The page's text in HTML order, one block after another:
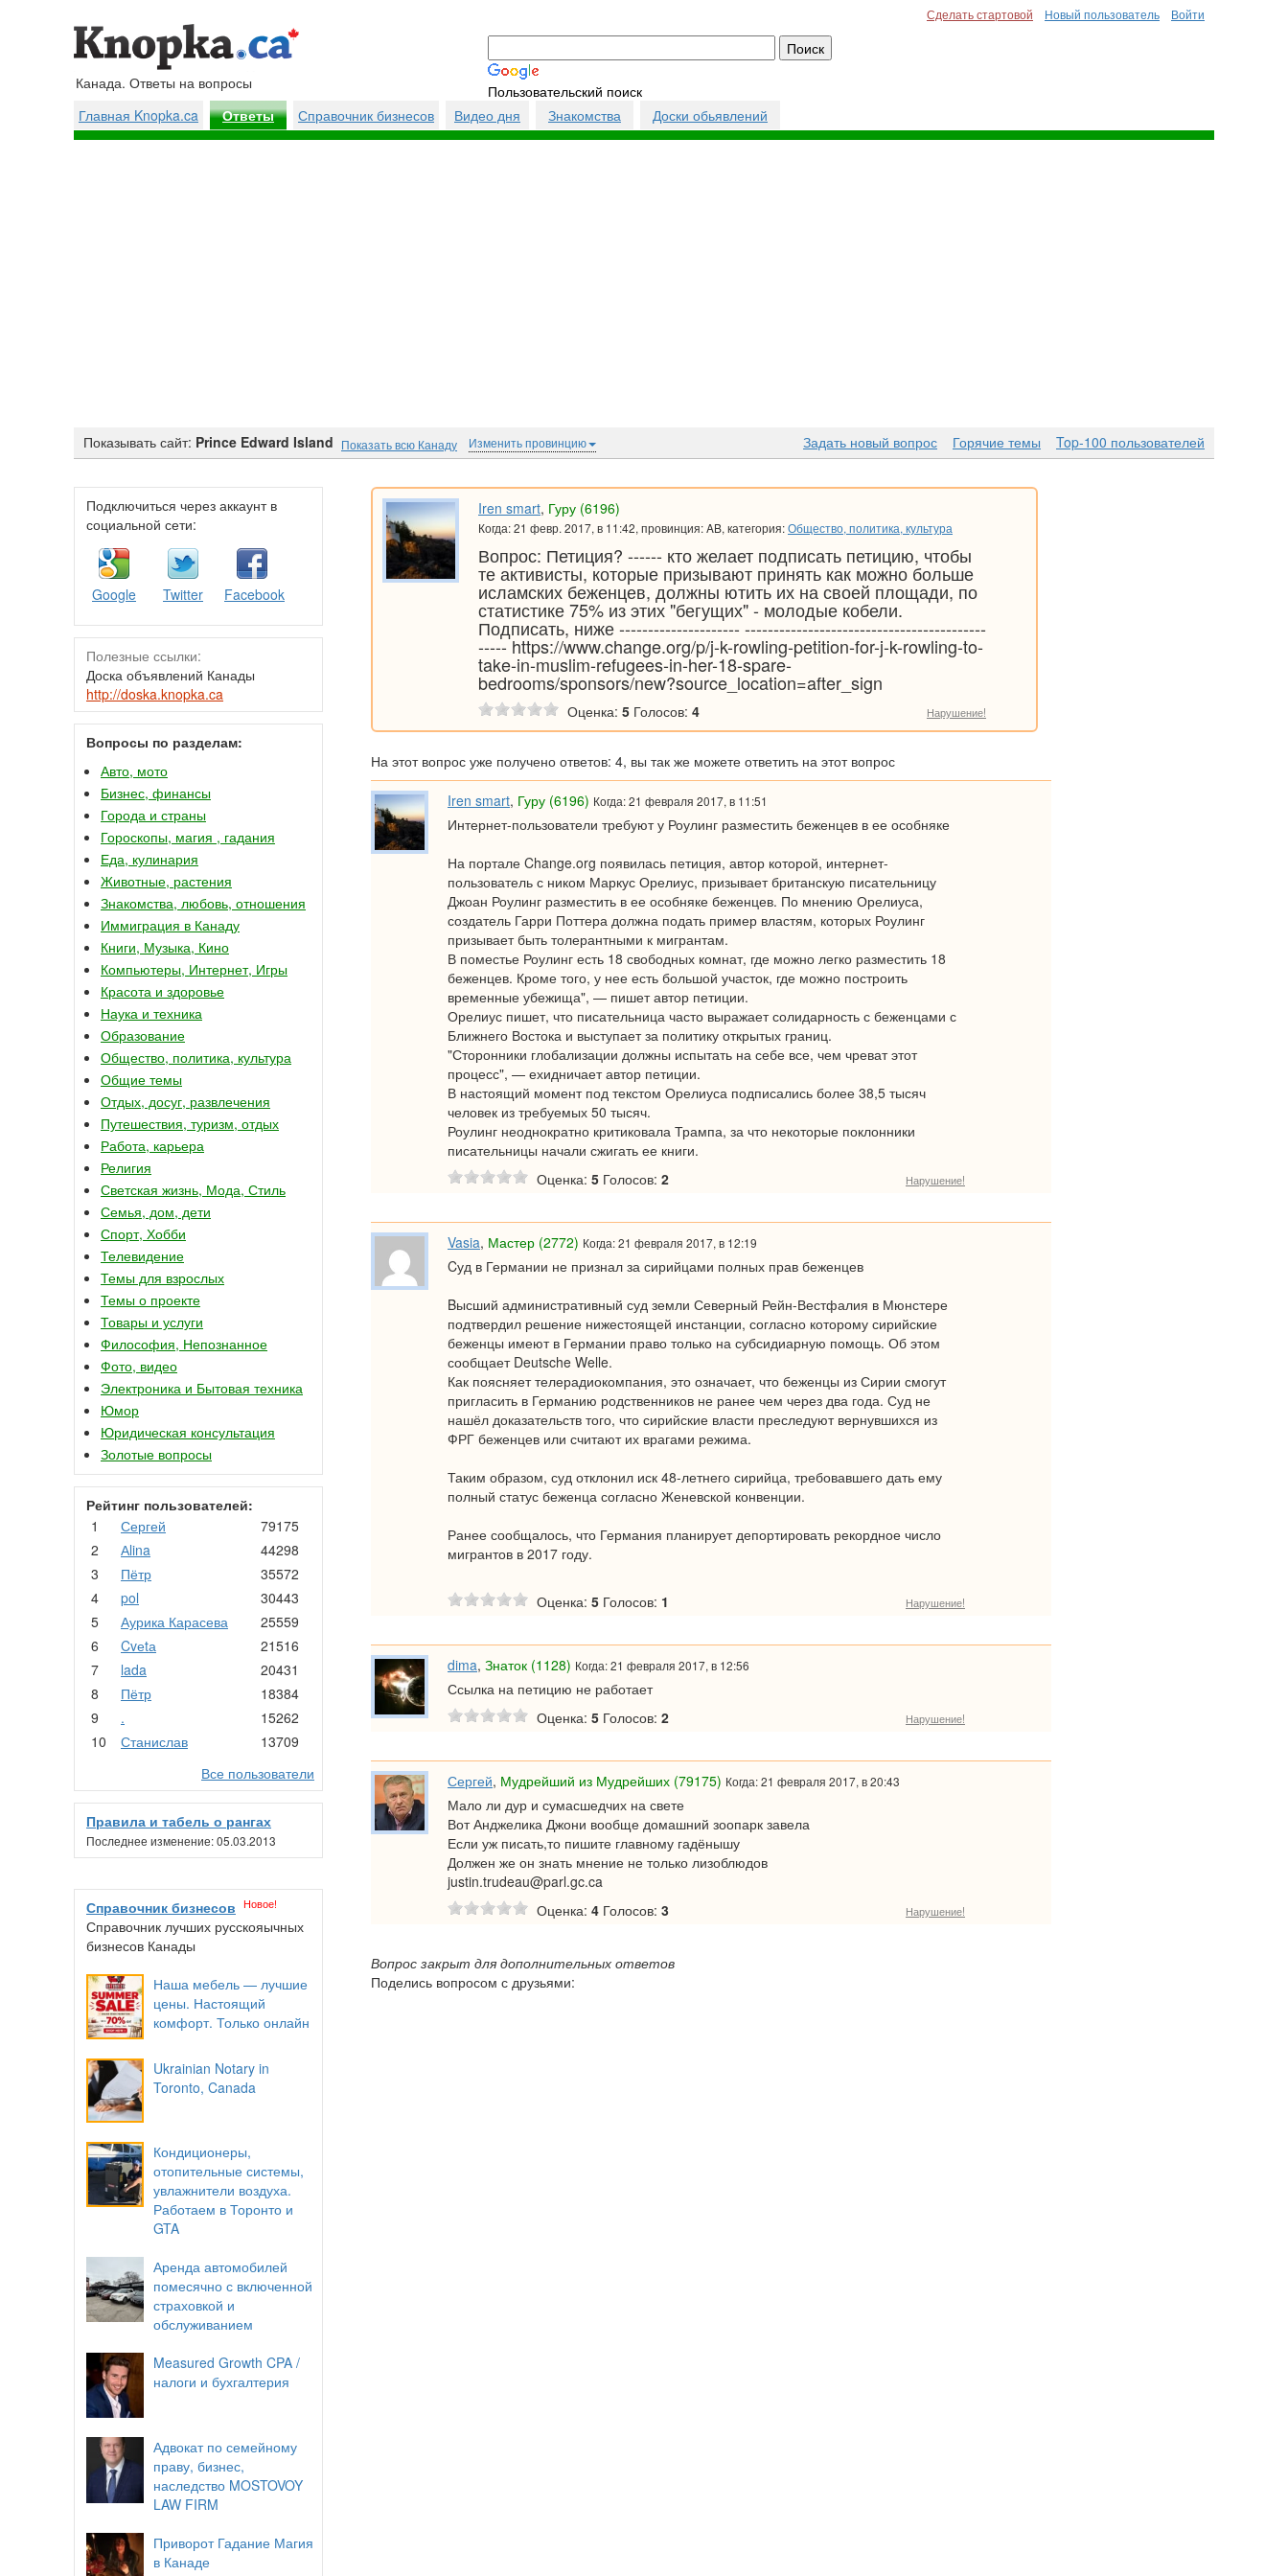
Сделать стартовой Новый пользователь Войти
Канада. Ответы на вопросы
Пользовательский поиск
Главная Knopka.ca
Ответы Справочник бизнесов Видео дня Знакомства Доски обьявлений
Показывать сайт: Prince Edward Island Показать всю Канаду Изменить провинцию Задать новый вопрос Горячие темы Top-100 пользователей
Подключиться через аккаунт в
социальной сети:
Google Twitter Facebook
Полезные ссылки:
Доска объявлений Канады
http://doska.knopka.ca
Вопросы по разделам:
Авто, мото
Бизнес, финансы
Города и страны
Гороскопы, магия , гадания
Еда, кулинария
Животные, растения
Знакомства, любовь, отношения
Иммиграция в Канаду
Книги, Музыка, Кино
Компьютеры, Интернет, Игры
Красота и здоровье
Наука и техника
Образование
Общество, политика, культура
Общие темы
Отдых, досуг, развлечения
Путешествия, туризм, отдых
Работа, карьера
Религия
Светская жизнь, Мода, Стиль
Семья, дом, дети
Спорт, Хобби
Телевидение
Темы для взрослых
Темы о проекте
Товары и услуги
Философия, Непознанное
Фото, видео
Электроника и Бытовая техника
Юмор
Юридическая консультация
Золотые вопросы
Рейтинг пользователей:
1
Сергей
79175
2
Аlina
44298
3
Пётр
35572
4
pol
30443
5
Аурика Карасева
25559
6
Cvеtа
21516
7
lada
20431
8
Пётр
18384
9
.
15262
10
Станислав
13709
Все пользователи
Правила и табель о рангах
Последнее изменение: 05.03.2013
Справочник бизнесов Новое!
Справочник лучших русскояычных
бизнесов Канады
Наша мебель — лучшие
цены. Настоящий
комфорт. Только онлайн
Ukrainian Notary in
Toronto, Canada
Кондиционеры,
отопительные системы,
увлажнители воздуха.
Работаем в Торонто и
GTA
Аренда автомобилей
помесячно с включенной
страховкой и
обслуживанием
Measured Growth CPA /
налоги и бухгалтерия
Адвокат по семейному
праву, бизнес,
наследство MOSTOVOY
LAW FIRM
Приворот Гадание Магия
в Канаде
Iren smart, Гуру (6196)
Когда: 21 февр. 2017, в 11:42, провинция: AB, категория:Общество, политика, культура
Вопрос: Петиция? ------ кто желает подписать петицию, чтобы
те активисты, которые призывают принять как можно больше
исламских беженцев, должны ютить их на своей площади, по
статистике 75% из этих "бегущих" - молодые кобели.
Подписать, ниже --------------------- ------------------------------------------
----- https://www.change.org/p/j-k-rowling-petition-for-j-k-rowling-to-
take-in-muslim-refugees-in-her-18-spare-
bedrooms/sponsors/new?source_location=after_sign
Оценка: 5 Голосов: 4 Нарушение!
На этот вопрос уже получено ответов: 4, вы так же можете ответить на этот вопрос
Iren smart, Гуру (6196) Когда: 21 февраля 2017, в 11:51
Интернет-пользователи требуют у Роулинг разместить беженцев в ее особняке
На портале Change.org появилась петиция, автор которой, интернет-
пользователь с ником Маркус Орелиус, призывает британскую писательницу
Джоан Роулинг разместить в ее особняке беженцев. По мнению Орелиуса,
создатель Гарри Поттера должна подать пример властям, которых Роулинг
призывает быть толерантными к мигрантам.
В поместье Роулинг есть 18 свободных комнат, где можно легко разместить 18
беженцев. Кроме того, у нее есть большой участок, где можно построить
временные убежища", — пишет автор петиции.
Орелиус пишет, что писательница часто выражает солидарность с беженцами с
Ближнего Востока и выступает за политику открытых границ.
"Сторонники глобализации должны испытать на себе все, чем чреват этот
процесс", — ехидничает автор петиции.
В настоящий момент под текстом Орелиуса подписались более 38,5 тысяч
человек из требуемых 50 тысяч.
Роулинг неоднократно критиковала Трампа, за что некоторые поклонники
писательницы начали сжигать ее книги.
Оценка: 5 Голосов: 2 Нарушение!
Vasia, Мастер (2772) Когда: 21 февраля 2017, в 12:19
Cуд в Германии не признал за сирийцами полных прав беженцев
Bысший административный суд земли Северный Рейн-Вестфалия в Мюнстере
подтвердил решение нижестоящей инстанции, согласно которому сирийские
беженцы имеют в Германии право только на субсидиарную помощь. Об этом
сообщает Deutsche Welle.
Как поясняет телерадиокомпания, это означает, что беженцы из Сирии смогут
пригласить в Германию родственников не ранее чем через два года. Суд не
нашёл доказательств того, что сирийские власти преследуют вернувшихся из
ФРГ беженцев или считают их врагами режима.
Таким образом, суд отклонил иск 48-летнего сирийца, требовавшего дать ему
полный статус беженца согласно Женевской конвенции.
Ранее сообщалось, что Германия планирует депортировать рекордное число
мигрантов в 2017 году.
Оценка: 5 Голосов: 1 Нарушение!
dima, Знаток (1128) Когда: 21 февраля 2017, в 12:56
Ссылка на петицию не работает
Оценка: 5 Голосов: 2 Нарушение!
Сергей, Мудрейший из Мудрейших (79175) Когда: 21 февраля 2017, в 20:43
Мало ли дур и сумасшедчих на свете
Вот Анджелика Джони вообще домашний зоопарк завела
Если уж писать,то пишите главному гадёнышу
Должен же он знать мнение не только лизоблюдов
justin.trudeau@parl.gc.ca
Оценка: 4 Голосов: 3 Нарушение!
Вопрос закрыт для дополнительных ответов
Поделись вопросом с друзьями: